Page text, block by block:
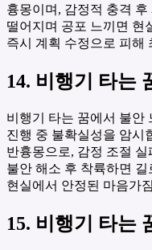
흉몽이며, 감정적 충격
떨어지며 공포 느끼면 현
즉시 계획 수정으로 피해
14. 비행기 타는
비행기 타는 꿈에서 불안
진행 중 불확실성을 암시
반흉몽으로, 감정 조절
불안 해소 후 착륙하면
현실에서 안정된 마음가
15. 비행기 타는